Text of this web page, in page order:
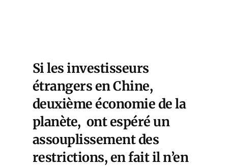
Si les investisseurs
étrangers en Chine,
deuxième économie de la
planète, ont espéré un
assouplissement des
restrictions, en fait il n’en